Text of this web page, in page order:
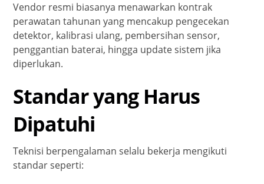
Vendor resmi biasanya menawarkan kontrak
perawatan tahunan yang mencakup pengecekan
detektor, kalibrasi ulang, pembersihan sensor,
penggantian baterai, hingga update sistem jika
diperlukan.
Standar yang Harus
Dipatuhi
Teknisi berpengalaman selalu bekerja mengikuti
standar seperti: